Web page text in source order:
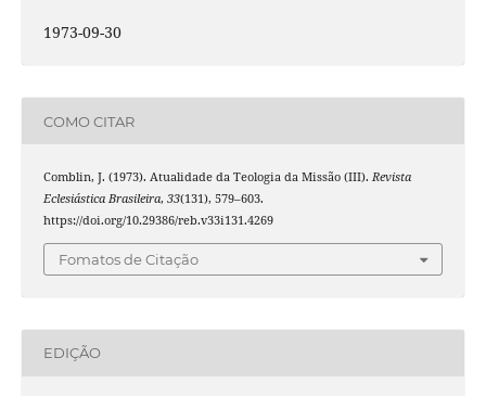
1973-09-30
COMO CITAR
Comblin, J. (1973). Atualidade da Teologia da Missão (III). Revista
Eclesiástica Brasileira, 33(131), 579–603.
https://doi.org/10.29386/reb.v33i131.4269
Fomatos de Citação
EDIÇÃO